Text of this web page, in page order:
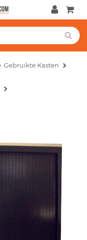
Gebruikte Kasten